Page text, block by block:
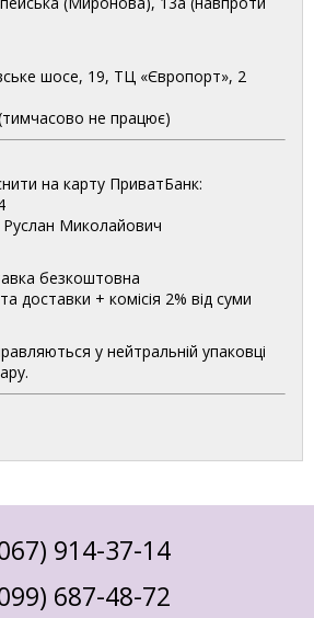
шосе, 19, ТЦ «Європорт», 2
не працює)
на карту ПриватБанк:
Миколайович
безкоштовна
доставки + комісія 2% від суми
у нейтральній упаковці
914-37-14
687-48-72